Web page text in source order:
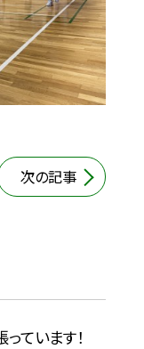
次の記事
っています！